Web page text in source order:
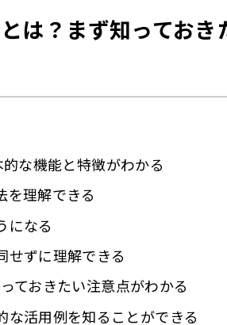
は？まず知っておき
な機能と特徴がわかる
を理解できる
になる
せずに理解できる
ておきたい注意点がわかる
な活用例を知ることができる
に使って感じるリアルな評価
便利ですか？
機能を使えますか？
コントロールの違いは何ですか？
まで通り使えますか？
？
すか？